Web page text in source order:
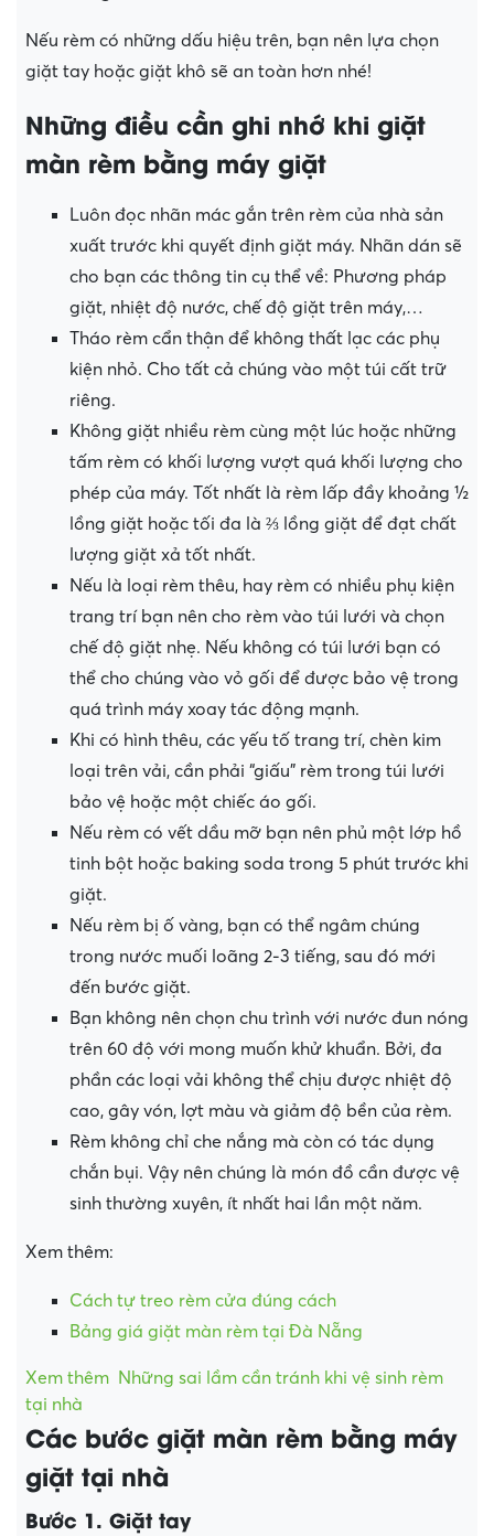
Nếu rèm có những dấu hiệu trên, bạn nên lựa chọn
giặt tay hoặc giặt khô sẽ an toàn hơn nhé!
Những điều cần ghi nhớ khi giặt
màn rèm bằng máy giặt
Luôn đọc nhãn mác gắn trên rèm của nhà sản
xuất trước khi quyết định giặt máy. Nhãn dán sẽ
cho bạn các thông tin cụ thể về: Phương pháp
giặt, nhiệt độ nước, chế độ giặt trên máy,…
Tháo rèm cẩn thận để không thất lạc các phụ
kiện nhỏ. Cho tất cả chúng vào một túi cất trữ
riêng.
Không giặt nhiều rèm cùng một lúc hoặc những
tấm rèm có khối lượng vượt quá khối lượng cho
phép của máy. Tốt nhất là rèm lấp đầy khoảng ½
lồng giặt hoặc tối đa là ⅔ lồng giặt để đạt chất
lượng giặt xả tốt nhất.
Nếu là loại rèm thêu, hay rèm có nhiều phụ kiện
trang trí bạn nên cho rèm vào túi lưới và chọn
chế độ giặt nhẹ. Nếu không có túi lưới bạn có
thể cho chúng vào vỏ gối để được bảo vệ trong
quá trình máy xoay tác động mạnh.
Khi có hình thêu, các yếu tố trang trí, chèn kim
loại trên vải, cần phải “giấu” rèm trong túi lưới
bảo vệ hoặc một chiếc áo gối.
Nếu rèm có vết dầu mỡ bạn nên phủ một lớp hồ
tinh bột hoặc baking soda trong 5 phút trước khi
giặt.
Nếu rèm bị ố vàng, bạn có thể ngâm chúng
trong nước muối loãng 2-3 tiếng, sau đó mới
đến bước giặt.
Bạn không nên chọn chu trình với nước đun nóng
trên 60 độ với mong muốn khử khuẩn. Bởi, đa
phần các loại vải không thể chịu được nhiệt độ
cao, gây vón, lợt màu và giảm độ bền của rèm.
Rèm không chỉ che nắng mà còn có tác dụng
chắn bụi. Vậy nên chúng là món đồ cần được vệ
sinh thường xuyên, ít nhất hai lần một năm.
Xem thêm:
Cách tự treo rèm cửa đúng cách
Bảng giá giặt màn rèm tại Đà Nẵng
Xem thêm Những sai lầm cần tránh khi vệ sinh rèm
tại nhà
Các bước giặt màn rèm bằng máy
giặt tại nhà
Bước 1. Giặt tay